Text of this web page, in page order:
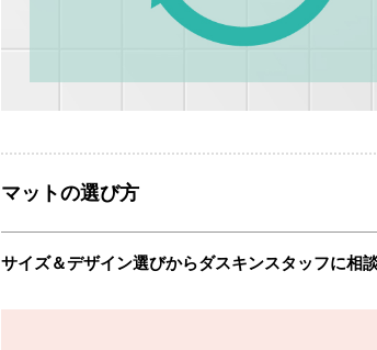
マットの選び方
サイズ＆デザイン選びからダスキンスタッフに相